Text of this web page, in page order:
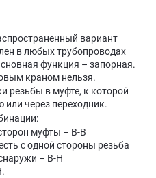
вариант
в любых трубопроводах
функция – запорная.
краном нельзя.
резьбы в муфте, к которой
через переходник.
муфты – В-В
с одной стороны резьба
– В-Н